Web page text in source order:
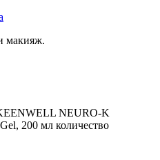
макияж.
NEURO-K
200 мл количество